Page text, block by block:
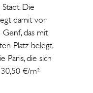
Die
damit vor
das mit
Platz belegt,
Paris, die sich
€/m²